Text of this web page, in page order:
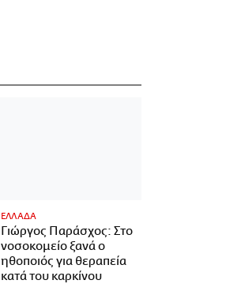
ΕΛΛΑΔΑ
Γιώργος Παράσχος: Στο
νοσοκομείο ξανά ο
ηθοποιός για θεραπεία
κατά του καρκίνου